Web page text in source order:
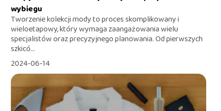
wybiegu
Tworzenie kolekcji mody to proces skomplikowany i
wieloetapowy, który wymaga zaangażowania wielu
specjalistów oraz precyzyjnego planowania. Od pierwszych
szkicó...
2024-06-14